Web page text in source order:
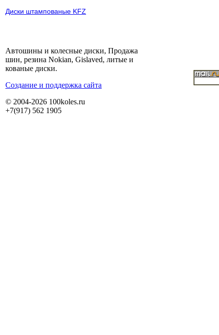
Диски штампованые KFZ
Автошины и колесные диски, Продажа
шин, резина Nokian, Gislaved, литые и
кованые диски.
Cоздание и поддержка сайта
© 2004-2026 100koles.ru
+7(917) 562 1905